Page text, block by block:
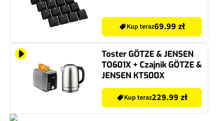
Kup teraz69.99 zł
Toster GÖTZE & JENSEN
TO601X + Czajnik GÖTZE &
JENSEN KT500X
Kup teraz229.99 zł